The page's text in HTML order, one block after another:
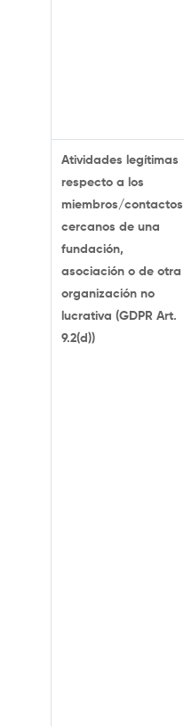
Atividades legítimas
respecto a los
miembros/contactos
cercanos de una
fundación,
asociación o de otra
organización no
lucrativa (GDPR Art.
9.2(d))